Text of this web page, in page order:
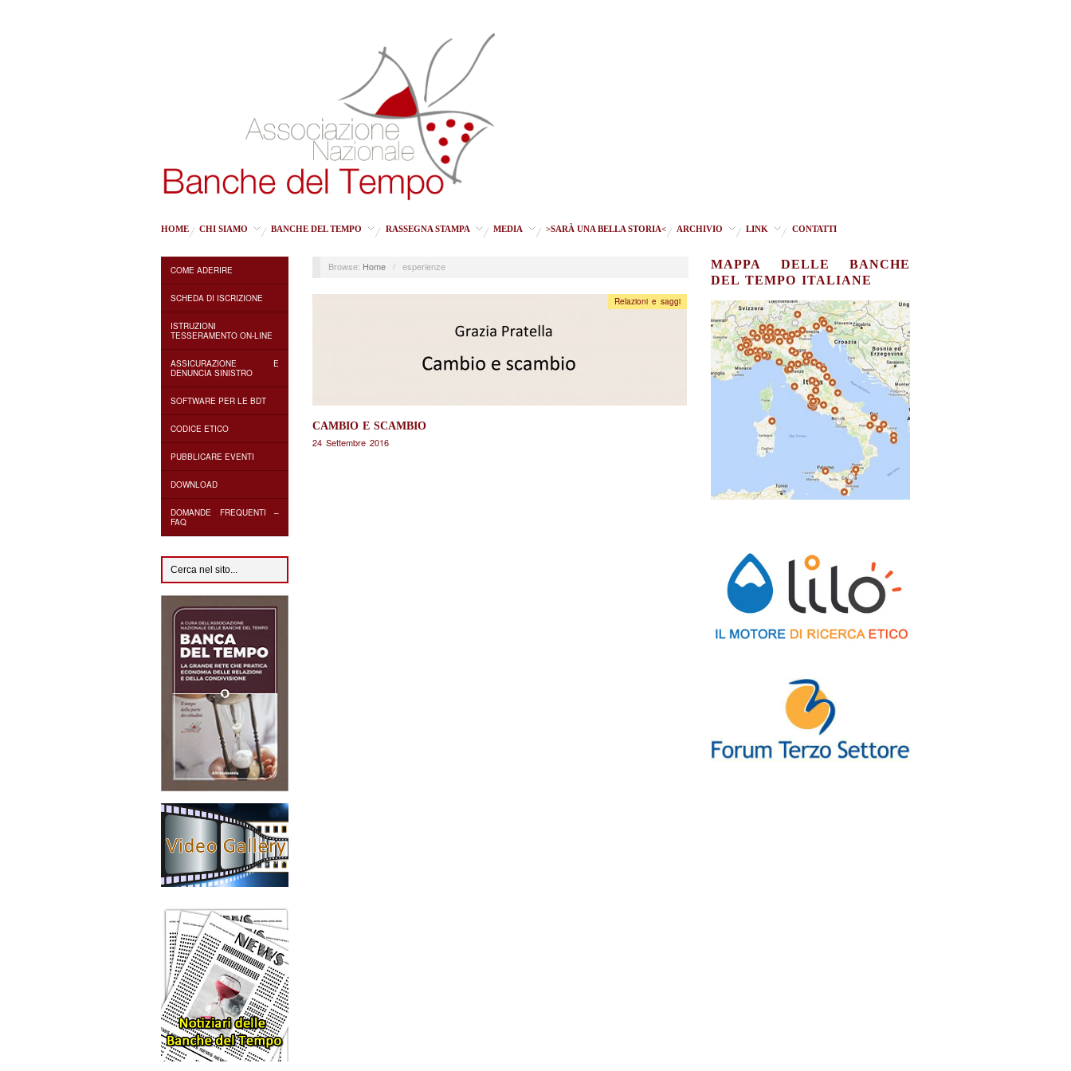
HOME CHI SIAMO BANCHE DEL TEMPO RASSEGNA STAMPA MEDIA >SARÀ UNA BELLA STORIA< ARCHIVIO LINK CONTATTI
COME ADERIRE
SCHEDA DI ISCRIZIONE
ISTRUZIONI
TESSERAMENTO ON-LINE
ASSICURAZIONE E
DENUNCIA SINISTRO
SOFTWARE PER LE BDT
CODICE ETICO
PUBBLICARE EVENTI
DOWNLOAD
DOMANDE FREQUENTI –
FAQ
Browse: Home / esperienze
CAMBIO E SCAMBIO
24 Settembre 2016
Relazioni e saggi
MAPPA DELLE BANCHE
DEL TEMPO ITALIANE